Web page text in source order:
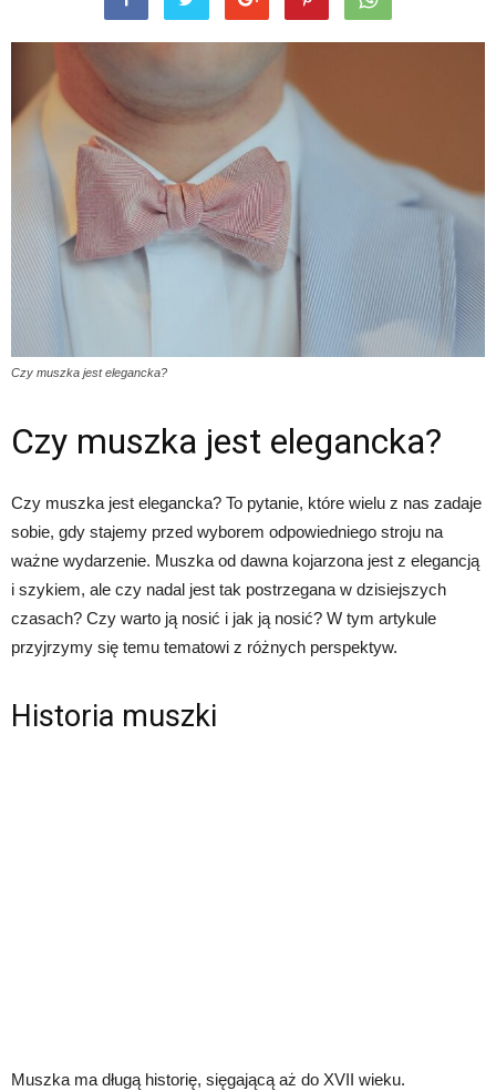
Czy muszka jest elegancka?
Czy muszka jest elegancka?
Czy muszka jest elegancka? To pytanie, które wielu z nas zadaje
sobie, gdy stajemy przed wyborem odpowiedniego stroju na
ważne wydarzenie. Muszka od dawna kojarzona jest z elegancją
i szykiem, ale czy nadal jest tak postrzegana w dzisiejszych
czasach? Czy warto ją nosić i jak ją nosić? W tym artykule
przyjrzymy się temu tematowi z różnych perspektyw.
Historia muszki
Muszka ma długą historię, sięgającą aż do XVII wieku.